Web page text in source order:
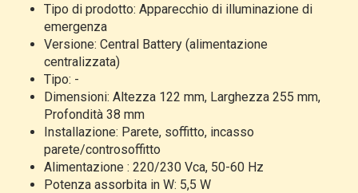
Tipo di prodotto: Apparecchio di illuminazione di
emergenza
Versione: Central Battery (alimentazione
centralizzata)
Tipo: -
Dimensioni: Altezza 122 mm, Larghezza 255 mm,
Profondità 38 mm
Installazione: Parete, soffitto, incasso
parete/controsoffitto
Alimentazione : 220/230 Vca, 50-60 Hz
Potenza assorbita in W: 5,5 W